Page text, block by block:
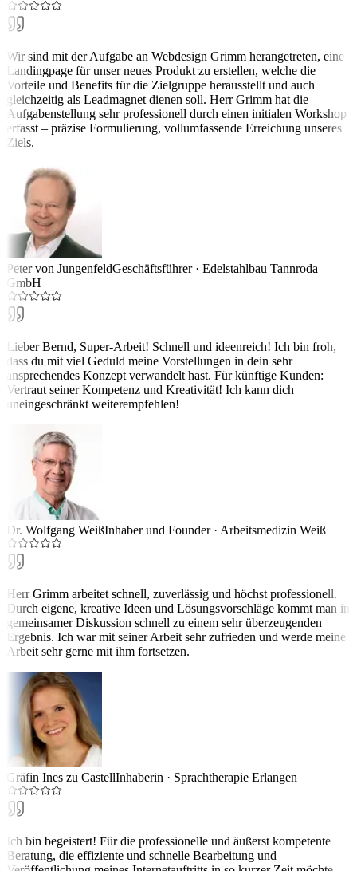
Wir sind mit der Aufgabe an Webdesign Grimm herangetreten, eine
Landingpage für unser neues Produkt zu erstellen, welche die
Vorteile und Benefits für die Zielgruppe herausstellt und auch
gleichzeitig als Leadmagnet dienen soll. Herr Grimm hat die
Aufgabenstellung sehr professionell durch einen initialen Workshop
erfasst – präzise Formulierung, vollumfassende Erreichung unseres
Ziels.
Peter von JungenfeldGeschäftsführer· Edelstahlbau Tannroda
GmbH
Lieber Bernd, Super-Arbeit! Schnell und ideenreich! Ich bin froh,
dass du mit viel Geduld meine Vorstellungen in dein sehr
ansprechendes Konzept verwandelt hast. Für künftige Kunden:
Vertraut seiner Kompetenz und Kreativität! Ich kann dich
uneingeschränkt weiterempfehlen!
Dr. Wolfgang WeißInhaber und Founder· Arbeitsmedizin Weiß
Herr Grimm arbeitet schnell, zuverlässig und höchst professionell.
Durch eigene, kreative Ideen und Lösungsvorschläge kommt man in
gemeinsamer Diskussion schnell zu einem sehr überzeugenden
Ergebnis. Ich war mit seiner Arbeit sehr zufrieden und werde meine
Arbeit sehr gerne mit ihm fortsetzen.
Gräfin Ines zu CastellInhaberin · Sprachtherapie Erlangen
Ich bin begeistert! Für die professionelle und äußerst kompetente
Beratung, die effiziente und schnelle Bearbeitung und